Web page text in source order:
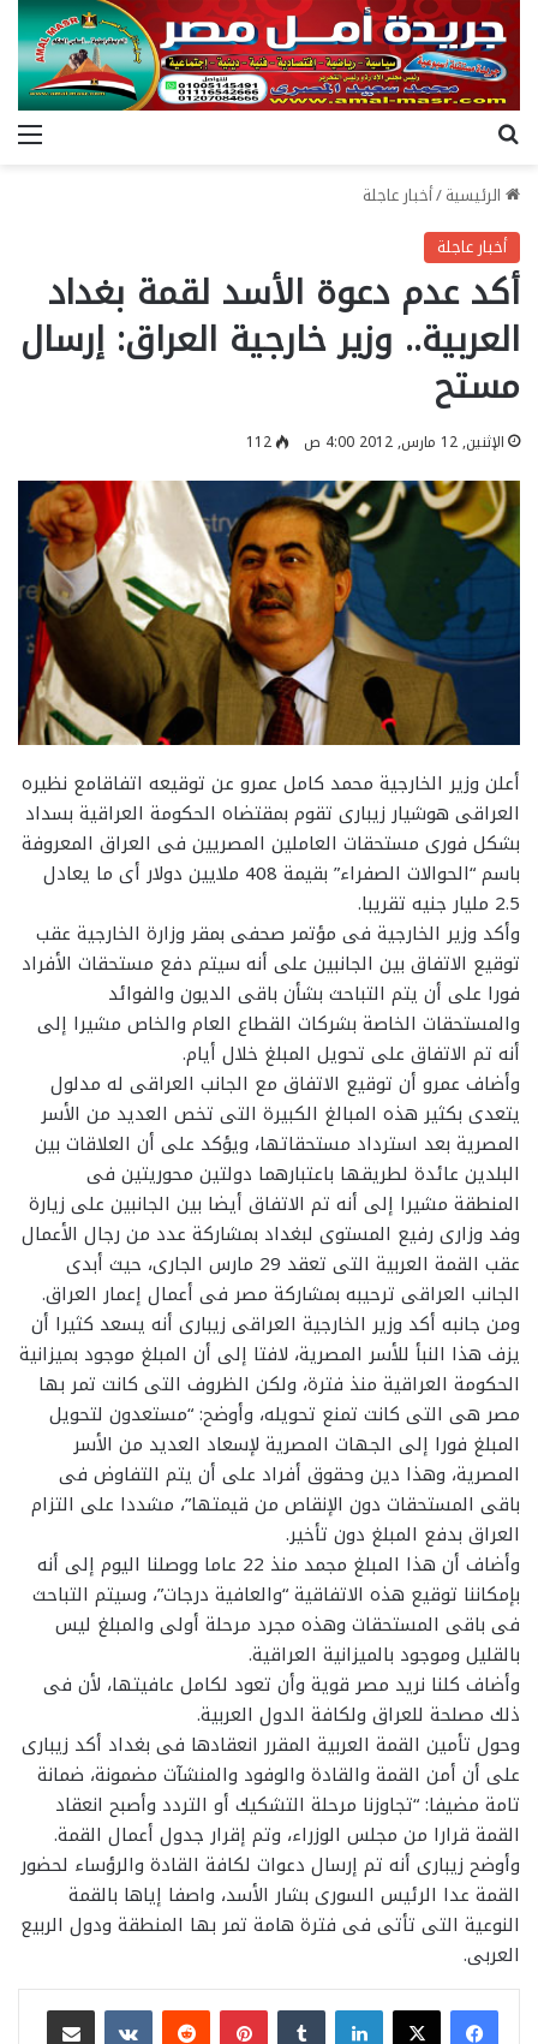
الرئيسية/أخبار عاجلة
أخبار عاجلة
أكد عدم دعوة الأسد لقمة بغداد
العربية.. وزير خارجية العراق: إرسال
مستح
الإثنين, 12 مارس, 2012 4:00 ص 112
أعلن وزير الخارجية محمد كامل عمرو عن توقيعه اتفاقامع نظيره
العراقى هوشيار زيبارى تقوم بمقتضاه الحكومة العراقية بسداد
بشكل فورى مستحقات العاملين المصريين فى العراق المعروفة
باسم “الحوالات الصفراء” بقيمة 408 ملايين دولار أى ما يعادل
2.5 مليار جنيه تقريبا.
وأكد وزير الخارجية فى مؤتمر صحفى بمقر وزارة الخارجية عقب
توقيع الاتفاق بين الجانبين على أنه سيتم دفع مستحقات الأفراد
فورا على أن يتم التباحث بشأن باقى الديون والفوائد
والمستحقات الخاصة بشركات القطاع العام والخاص مشيرا إلى
أنه تم الاتفاق على تحويل المبلغ خلال أيام.
وأضاف عمرو أن توقيع الاتفاق مع الجانب العراقى له مدلول
يتعدى بكثير هذه المبالغ الكبيرة التى تخص العديد من الأسر
المصرية بعد استرداد مستحقاتها، ويؤكد على أن العلاقات بين
البلدين عائدة لطريقها باعتبارهما دولتين محوريتين فى
المنطقة مشيرا إلى أنه تم الاتفاق أيضا بين الجانبين على زيارة
وفد وزارى رفيع المستوى لبغداد بمشاركة عدد من رجال الأعمال
عقب القمة العربية التى تعقد 29 مارس الجارى، حيث أبدى
الجانب العراقى ترحيبه بمشاركة مصر فى أعمال إعمار العراق.
ومن جانبه أكد وزير الخارجية العراقى زيبارى أنه يسعد كثيرا أن
يزف هذا النبأ للأسر المصرية، لافتا إلى أن المبلغ موجود بميزانية
الحكومة العراقية منذ فترة، ولكن الظروف التى كانت تمر بها
مصر هى التى كانت تمنع تحويله، وأوضح: “مستعدون لتحويل
المبلغ فورا إلى الجهات المصرية لإسعاد العديد من الأسر
المصرية، وهذا دين وحقوق أفراد على أن يتم التفاوض فى
باقى المستحقات دون الإنقاص من قيمتها”، مشددا على التزام
العراق بدفع المبلغ دون تأخير.
وأضاف أن هذا المبلغ مجمد منذ 22 عاما ووصلنا اليوم إلى أنه
بإمكاننا توقيع هذه الاتفاقية “والعافية درجات”، وسيتم التباحث
فى باقى المستحقات وهذه مجرد مرحلة أولى والمبلغ ليس
بالقليل وموجود بالميزانية العراقية.
وأضاف كلنا نريد مصر قوية وأن تعود لكامل عافيتها، لأن فى
ذلك مصلحة للعراق ولكافة الدول العربية.
وحول تأمين القمة العربية المقرر انعقادها فى بغداد أكد زيبارى
على أن أمن القمة والقادة والوفود والمنشآت مضمونة، ضمانة
تامة مضيفا: “تجاوزنا مرحلة التشكيك أو التردد وأصبح انعقاد
القمة قرارا من مجلس الوزراء، وتم إقرار جدول أعمال القمة.
وأوضح زيبارى أنه تم إرسال دعوات لكافة القادة والرؤساء لحضور
القمة عدا الرئيس السورى بشار الأسد، واصفا إياها بالقمة
النوعية التى تأتى فى فترة هامة تمر بها المنطقة ودول الربيع
العربى.
لينكدإن بينتيريست
مشاركة عبر البريد